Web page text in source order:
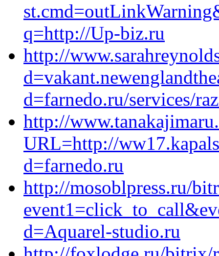
q=http://Up-biz.ru
http://
d=farnedo.ru/services/
http://
URL=http://
d=farnedo.ru
http://mosoblpress.ru/
d=Aquarel-studio.ru